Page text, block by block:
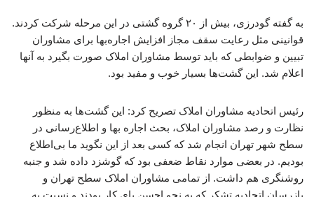
به گفته گودرزی، بیش از ۲۰ گروه گشتی در این مرحله شرکت کردند.
قوانینی مثل رعایت سقف مجاز افزایش اجاره‌بها برای مشاوران
تبیین و ضوابطی که باید توسط مشاوران املاک صورت بگیرد به آنها
اعلام شد. این گشت‌ها بسیار خوب و مفید بود.
رئیس اتحادیه مشاوران املاک تصریح کرد: این گشت‌ها به منظور
نظارت و رصد مشاوران املاک، بحث اجاره بها و اطلاع‌رسانی در
سطح شهر تهران انجام شد که کسی بعد از این نگوید ما بی‌اطلاع
بودیم. در بعضی موارد نقاط ضعفی بود که گوشزد داده شد و جنبه
روشنگری هم داشت. از تمامی مشاوران املاک سطح تهران و
بازرسان اتحادیه تشکر که به نحو احسن پای کار بودند و نسبت به